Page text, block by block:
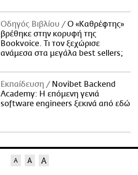
Οδηγός Βιβλίου
Ο «Καθρέφτης»
βρέθηκε στην κορυφή της
Bookvoice. Τι τον ξεχώρισε
ανάμεσα στα μεγάλα best sellers;
Εκπαίδευση
Novibet Backend
Academy: Η επόμενη γενιά
software engineers ξεκινά από εδώ